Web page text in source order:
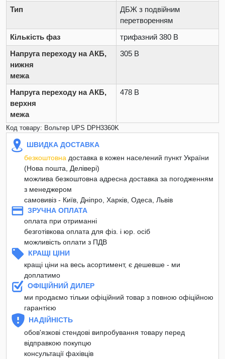
Тип
ДБЖ з подвійним
перетворенням
Кількість фаз
трифазний 380 В
Напруга переходу на АКБ,
нижня
межа
305 В
Напруга переходу на АКБ,
верхня
межа
478 В
Код товару: Вольтер UPS DPH3360K
ШВИДКА ДОСТАВКА
безкоштовна доставка в кожен населений пункт України
(Нова пошта, Делівері)
можлива безкоштовна адресна доставка за погодженням
з менеджером
самовивіз - Київ, Дніпро, Харків, Одеса, Львів
ЗРУЧНА ОПЛАТА
оплата при отриманні
безготівкова оплата для фіз. і юр. осіб
можливість оплати з ПДВ
КРАЩІ ЦІНИ
кращі ціни на весь асортимент, є дешевше - ми
доплатимо
ОФІЦІЙНИЙ ДИЛЕР
ми продаємо тільки офіційний товар з повною офіційною
гарантією
НАДІЙНІСТЬ
обов'язкові стендові випробування товару перед
відправкою покупцю
консультації фахівців